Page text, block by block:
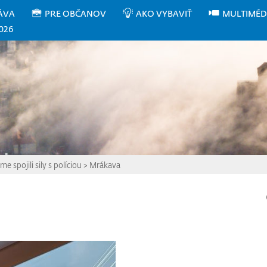
PRE OBČANOV AKO VYBAVIŤ
spojili sily s políciou > Mrákava